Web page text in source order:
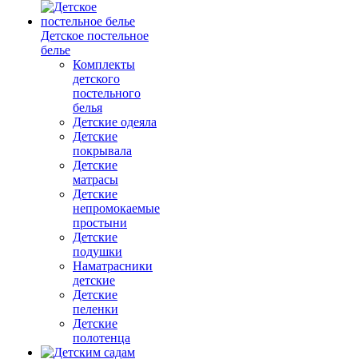
Детское постельное
белье
Комплекты
детского
постельного
белья
Детские одеяла
Детские
покрывала
Детские
матрасы
Детские
непромокаемые
простыни
Детские
подушки
Наматрасники
детские
Детские
пеленки
Детские
полотенца